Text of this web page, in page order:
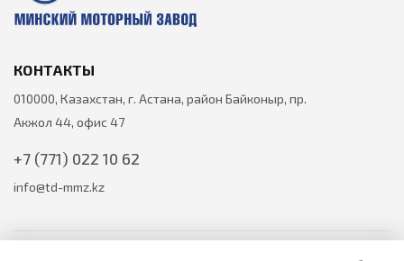
КОНТАКТЫ
010000, Казахстан, г. Астана, район Байконыр, пр.
Акжол 44, офис 47
+7 (771) 022 10 62
info@td-mmz.kz